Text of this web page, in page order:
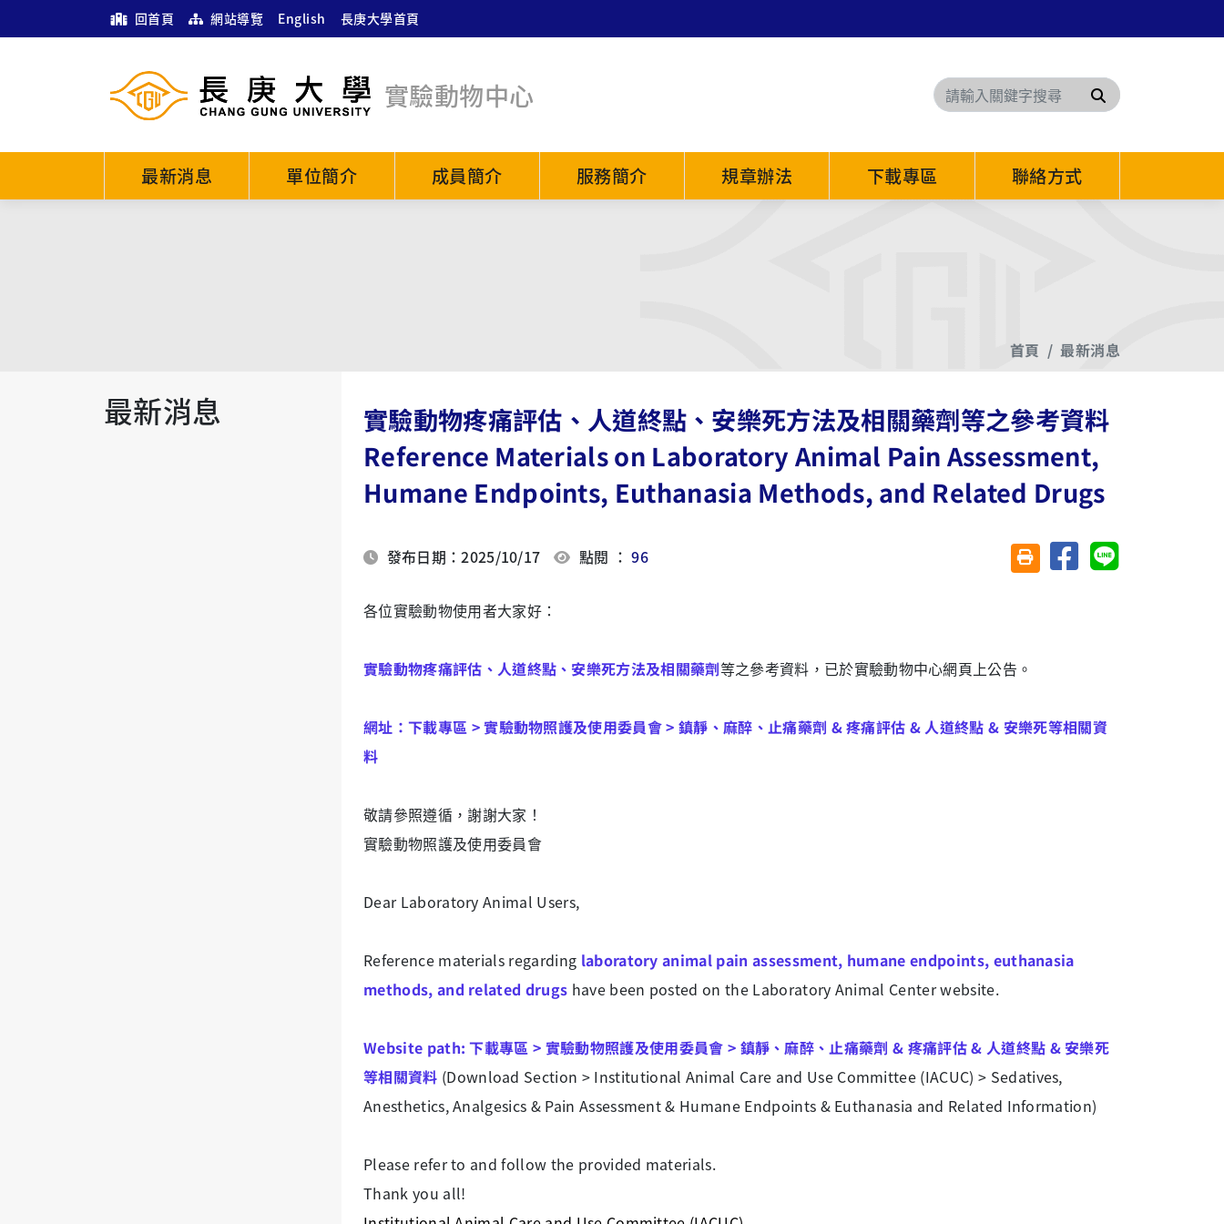
回首頁 網站導覽 English 長庚大學首頁
實驗動物中心 搜尋
最新消息 單位簡介 成員簡介 服務簡介 規章辦法 下載專區 聯絡方式
首頁 最新消息
最新消息
實驗動物疼痛評估、人道終點、安樂死方法及相關藥劑等之參考資料
Reference Materials on Laboratory Animal Pain Assessment,
Humane Endpoints, Euthanasia Methods, and Related Drugs
發布日期：2025/10/17 點閱 ：96 友善列印(另開視窗)
分享至臉書分享至 Line
各位實驗動物使用者大家好：
實驗動物疼痛評估、人道終點、安樂死方法及相關藥劑等之參考資料，已於實驗動物中心網頁上公告。
網址：下載專區 > 實驗動物照護及使用委員會 > 鎮靜、麻醉、止痛藥劑 & 疼痛評估 & 人道終點 & 安樂死等相關資
料
敬請參照遵循，謝謝大家！
實驗動物照護及使用委員會
Dear Laboratory Animal Users,
Reference materials regarding laboratory animal pain assessment, humane endpoints, euthanasia
methods, and related drugs have been posted on the Laboratory Animal Center website.
Website path: 下載專區 > 實驗動物照護及使用委員會 > 鎮靜、麻醉、止痛藥劑 & 疼痛評估 & 人道終點 & 安樂死
等相關資料 (Download Section > Institutional Animal Care and Use Committee (IACUC) > Sedatives,
Anesthetics, Analgesics & Pain Assessment & Humane Endpoints & Euthanasia and Related Information)
Please refer to and follow the provided materials.
Thank you all!